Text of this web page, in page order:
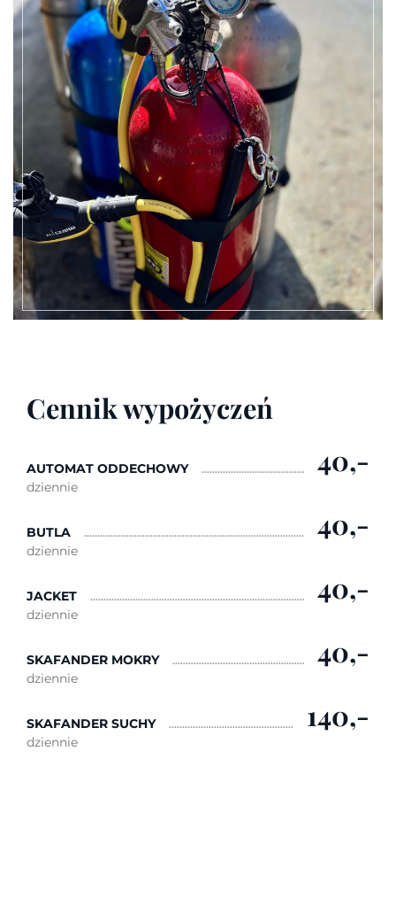
Cennik wypożyczeń
AUTOMAT ODDECHOWY 40,-
dziennie
BUTLA 40,-
dziennie
JACKET 40,-
dziennie
SKAFANDER MOKRY 40,-
dziennie
SKAFANDER SUCHY 140,-
dziennie